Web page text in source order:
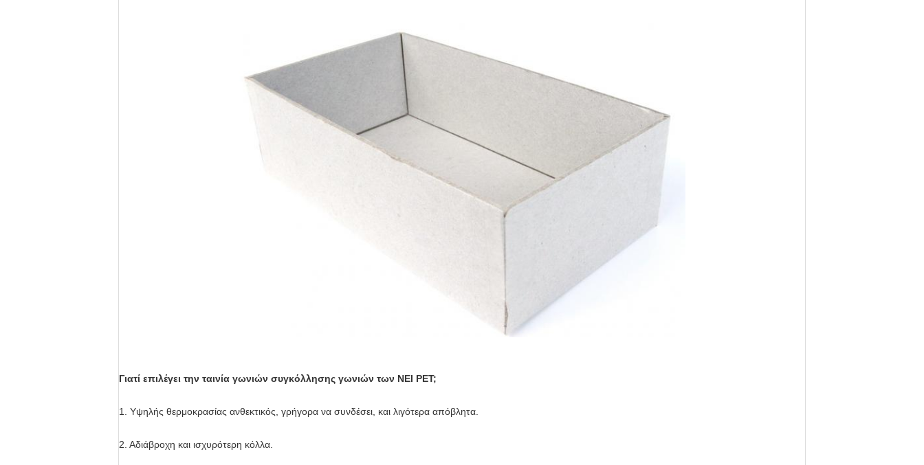
Γιατί επιλέγει την ταινία γωνιών συγκόλλησης γωνιών των NEI PET;
1. Υψηλής θερμοκρασίας ανθεκτικός, γρήγορα να συνδέσει, και λιγότερα απόβλητα.
2. Αδιάβροχη και ισχυρότερη κόλλα.